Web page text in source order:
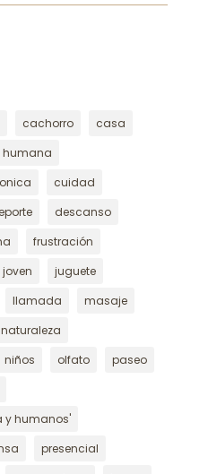
cachorro
casa
cuidad
descanso
frustración
joven
juguete
llamada
masaje
naturaleza
niños olfato
paseo
y humanos'
presencial